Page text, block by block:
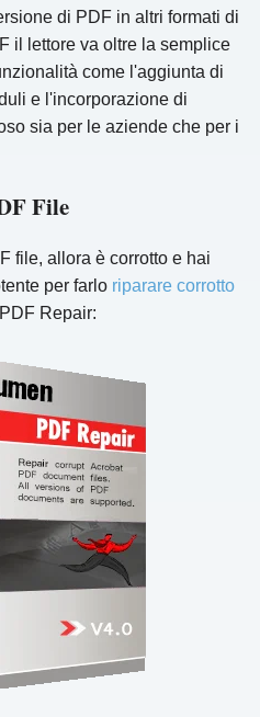
di PDF in altri formati di
il lettore va oltre la semplice
come l'aggiunta di
e l'incorporazione di
sia per le aziende che per i
File
file, allora è corrotto e hai
per farlo riparare corrotto
Repair: